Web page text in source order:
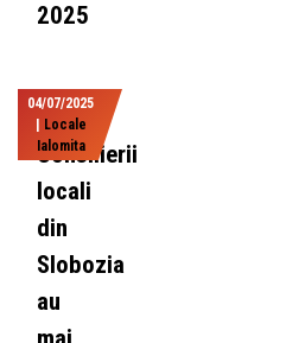
2025
04/07/2025
Locale
Ialomita
Consilierii
locali
din
Slobozia
au